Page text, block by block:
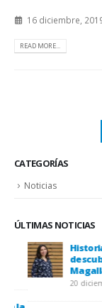
16 diciembre,
READ MORE...
CATEGORÍAS
Noticias
ÚLTIMAS NOTICIAS
20